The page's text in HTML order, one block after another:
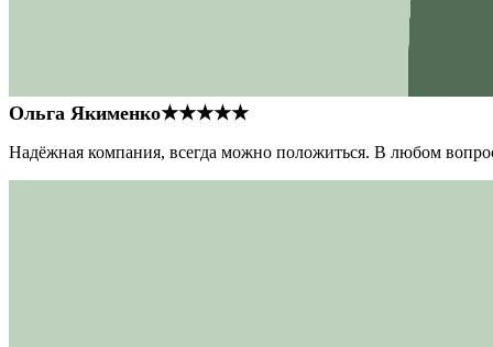
Ольга Якименко★★★★★
Надёжная компания, всегда можно положиться. В любом